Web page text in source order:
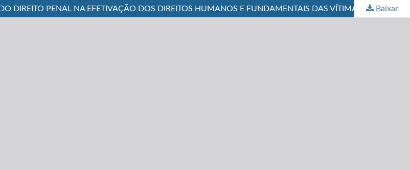
CRIMINALINDADE DIGITAL E VULNERABILIDADE SOCIAL: O PAPEL DO DIREITO PENAL NA EFETIVAÇÃO DOS DIREITOS HUMANOS E FUNDAMENTAIS DAS VÍTIMAS DE FRAUDES ONLINE
Baixar